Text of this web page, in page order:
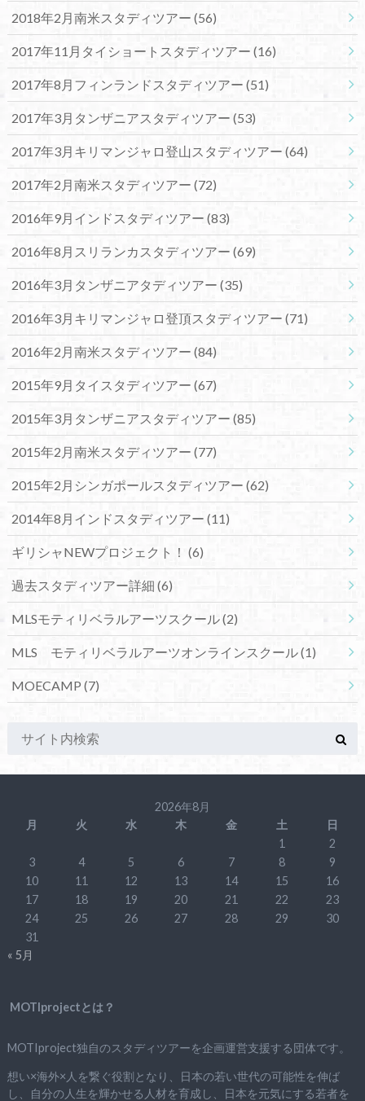
2018年2月南米スタディツアー (56)
2017年11月タイショートスタディツアー (16)
2017年8月フィンランドスタディツアー (51)
2017年3月タンザニアスタディツアー (53)
2017年3月キリマンジャロ登山スタディツアー (64)
2017年2月南米スタディツアー (72)
2016年9月インドスタディツアー (83)
2016年8月スリランカスタディツアー (69)
2016年3月タンザニアタディツアー (35)
2016年3月キリマンジャロ登頂スタディツアー (71)
2016年2月南米スタディツアー (84)
2015年9月タイスタディツアー (67)
2015年3月タンザニアスタディツアー (85)
2015年2月南米スタディツアー (77)
2015年2月シンガポールスタディツアー (62)
2014年8月インドスタディツアー (11)
ギリシャNEWプロジェクト！ (6)
過去スタディツアー詳細 (6)
MLSモティリベラルアーツスクール(2)
MLS モティリベラルアーツオンラインスクール(1)
MOECAMP (7)
2026年8月
月
火 水 木 金 土
日
1
2
3
4 5 6 7 8
9
10
11 12 13 14 15
16
17
18 19 20 21 22
23
24
25 26 27 28 29
30
31
« 5月
MOTIprojectとは？
MOTIproject独自のスタディツアーを企画運営支援する団体です。
想い×海外×人を繋ぐ役割となり、日本の若い世代の可能性を伸ば
し、自分の人生を輝かせる人材を育成し、日本を元気にする若者を